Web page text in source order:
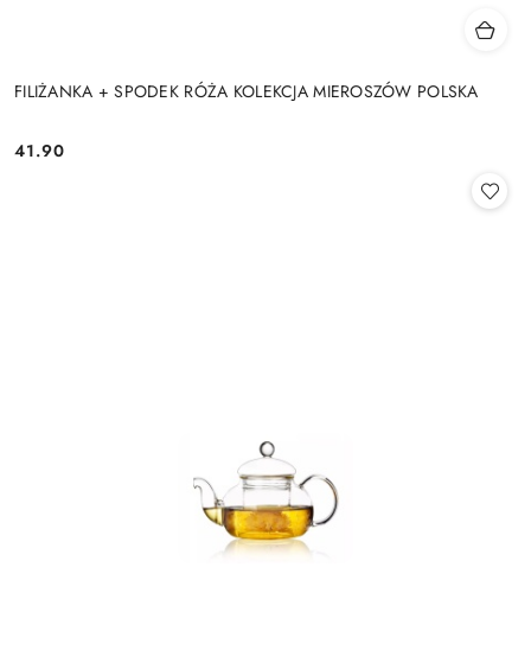
FILIŻANKA + SPODEK RÓŻA KOLEKCJA MIEROSZÓW POLSKA
Cena:
41.90